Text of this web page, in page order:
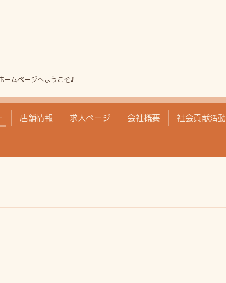
ームページへようこそ♪
店舗情報 求人ページ 会社概要 社会貢献活動